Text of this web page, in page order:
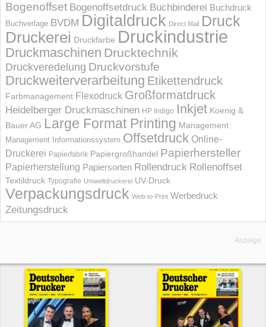
Bogenoffset Bogenoffsetdruck Buchbinderei Buchdruck
Buchverlage BVDM Digitaldruck Direct Mail Druck
Druckerei Druckfarbe Druckindustrie
Druckmaschinen Drucktechnik
Druckveredelung Druckvorstufe
Druckweiterverarbeitung Etikettendruck
Farbmanagement Flexodruck Großformatdruck
Heidelberger Druckmaschinen HP Indigo Inkjet Koenig &
Bauer AG Large Format Printing Management
Management Informations­system Offsetdruck Online-
Druckerei Papierfabrik Papiergroßhandel Papierhersteller
Papierherstellung Papiersorten Rollendruck Rollenoffset
Textildruck Typografie Umweltdruckerei UV-Druck
Verpackungsdruck Web-to-Print Werbedruck
Zeitungsdruck
Anzeige